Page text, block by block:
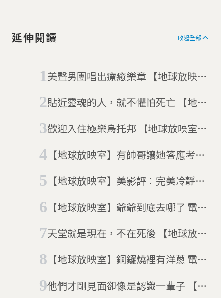
延伸閱讀 收起全部
美聲男團唱出療癒樂章 【地球放映
貼近靈魂的人，就不懼怕死亡 【地球
歡迎入住極樂烏托邦 【地球放映室】
【地球放映室】有帥哥讓她答應考大
的定義
【地球放映室】美影評：完美冷靜又
【地球放映室】爺爺到底去哪了 電影
謬中找回團聚
天堂就是現在，不在死後 【地球放映
【地球放映室】銅鑼燒裡有洋蔥 電影
向前的魔法
他們才剛見面卻像是認識一輩子 【地